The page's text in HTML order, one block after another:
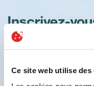
Ce site web utilise des
Inscrivez-
découvrez